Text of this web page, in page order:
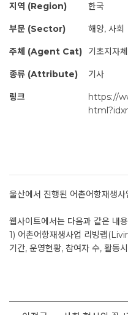
지역 (Region) 한국
부문 (Sector) 해양, 사회
주체 (Agent Cat) 기초지자체
종류 (Attribute) 기사
링크
https://
울산에서 진행된 어촌어항재생
웹사이트에서는 다음과 같은 내
1) 어촌어항재생사업 리빙랩
기간, 운영현황, 참여자 수, 활동